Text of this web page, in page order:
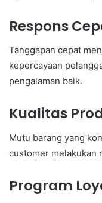
Respons
Tanggapan cepat
kepercayaan
pengalaman baik.
Kualitas
Mutu barang yang
customer melakukan
Program